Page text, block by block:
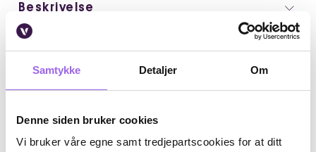
Samtykke Detaljer Om
Denne siden bruker cookies
Vi bruker våre egne samt tredjepartscookies for at ditt
Beskrivelse
Bruk
Fordeler
Artikkelnummer: 241206062